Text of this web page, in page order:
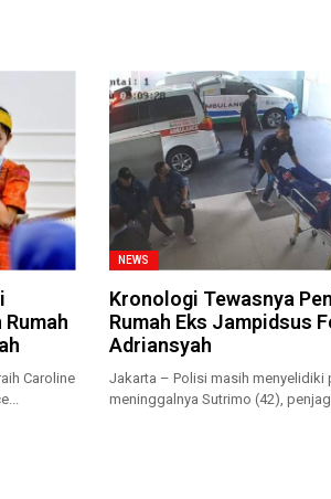
Caroline
NEWS
Kronologi Tewasnya
Rumah Eks Jampidsus
Adriansyah
Jakarta – Polisi masih menyelidiki
meninggalnya Sutrimo (42),